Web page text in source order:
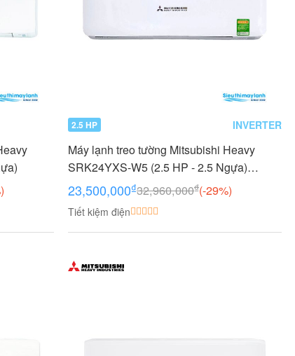
2.5 HP INVERTER
Máy lạnh treo tường Mitsubishi Heavy
SRK24YXS-W5 (2.5 HP - 2.5 Ngựa)
Inverter
23,500,000₫32,960,000₫(-29%)
Tiết kiệm điện